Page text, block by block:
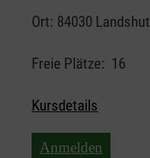
Ort: 84030 Landshut
Freie Plätze: 16
Kursdetails
Anmelden